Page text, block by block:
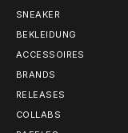
SNEAKER
BEKLEIDUNG
ACCESSOIRES
BRANDS
RELEASES
COLLABS